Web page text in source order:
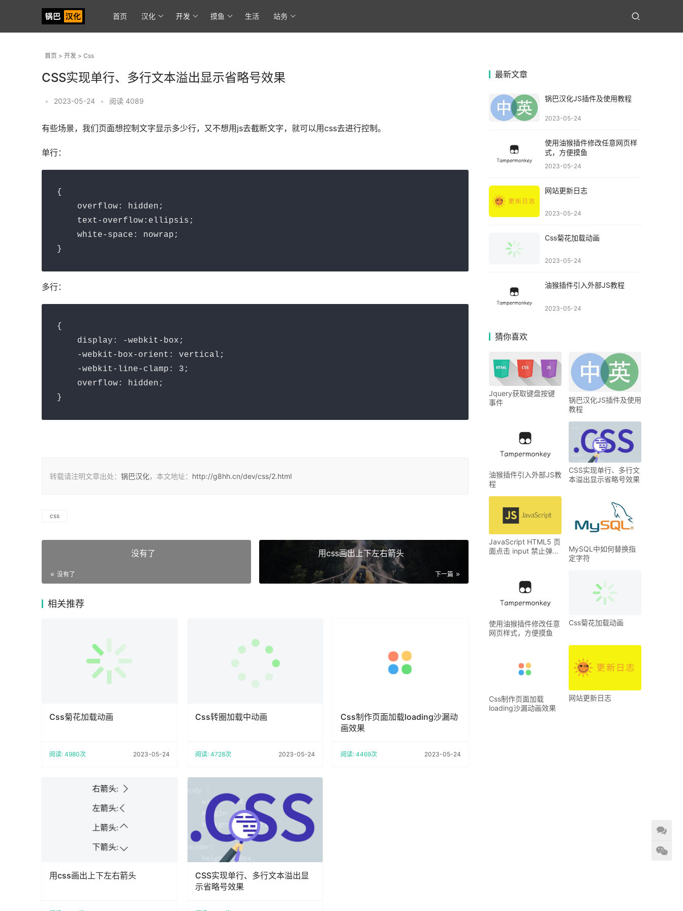
首页 汉化 开发 摸鱼 生活 站务
首页 > 开发 > Css
CSS实现单行、多行文本溢出显示省略号效果
• 2023-05-24 • 阅读 4089
有些场景，我们页面想控制文字显示多少行，又不想用js去截断文字，就可以用css去进行控制。
单行：
{
overflow: hidden;
text-overflow:ellipsis;
white-space: nowrap;
}
多行：
{
display: -webkit-box;
-webkit-box-orient: vertical;
-webkit-line-clamp: 3;
overflow: hidden;
}
转载请注明文章出处： 锅巴汉化，本文地址： http://g8hh.cn/dev/css/2.html
css
没有了
没有了
用css画出上下左右箭头
下一篇
相关推荐
Css菊花加载动画
阅读: 4980次 2023-05-24
Css转圈加载中动画
阅读: 4728次 2023-05-24
Css制作页面加载loading沙漏动
画效果
阅读: 4469次 2023-05-24
用css画出上下左右箭头
CSS实现单行、多行文本溢出显
示省略号效果
最新文章
锅巴汉化JS插件及使用教程
2023-05-24
使用油猴插件修改任意网页样
式，方便摸鱼
2023-05-24
网站更新日志
2023-05-24
Css菊花加载动画
2023-05-24
油猴插件引入外部JS教程
2023-05-24
猜你喜欢
Jquery获取键盘按键
事件
锅巴汉化JS插件及使用
教程
油猴插件引入外部JS教
程
CSS实现单行、多行文
本溢出显示省略号效果
JavaScript HTML5 页
面点击 input 禁止弹出
MySQL中如何替换指
定字符
使用油猴插件修改任意
网页样式，方便摸鱼
Css菊花加载动画
Css制作页面加载
loading沙漏动画效果
网站更新日志